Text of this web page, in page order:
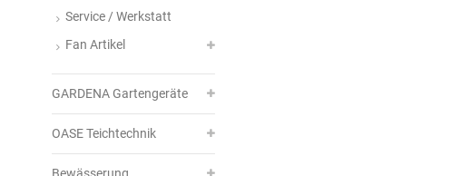
Service / Werkstatt
Fan Artikel
GARDENA Gartengeräte
OASE Teichtechnik
Bewässerung